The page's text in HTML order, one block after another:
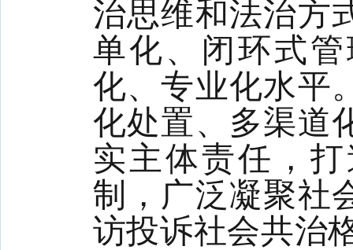
治思维和法治方
单化、闭环式
化、专业化水平
化处置、多渠道
实主体责任，
制，广泛凝聚社
访投诉社会共治